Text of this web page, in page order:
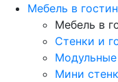
Мебель в
Мебель в
Стенки и
Модульные
Мини